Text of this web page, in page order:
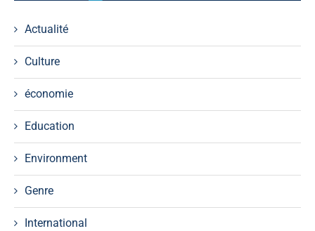
Actualité
Culture
économie
Education
Environment
Genre
International